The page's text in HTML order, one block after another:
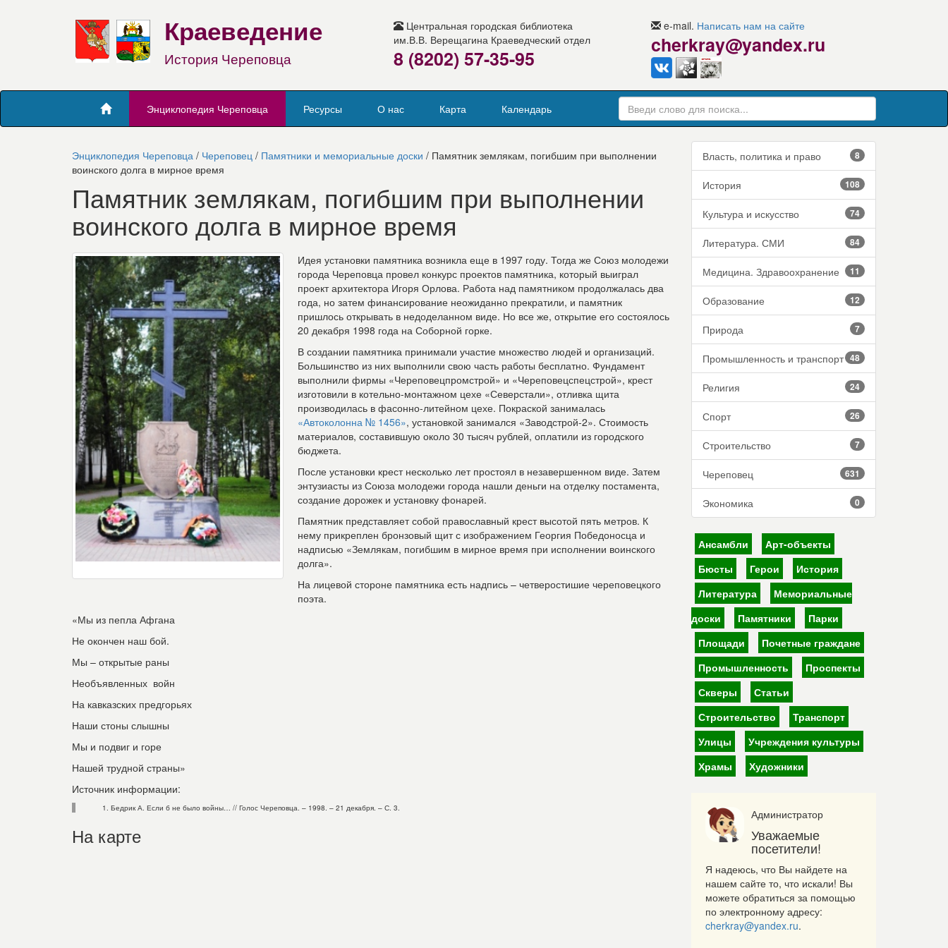
Краеведение
История Череповца
Центральная городская библиотека
им.В.В. Верещагина Краеведческий отдел
8 (8202) 57-35-95
e-mail. Написать нам на сайте
cherkray@yandex.ru
Энциклопедия Череповца Ресурсы О нас Карта Календарь
Энциклопедия Череповца / Череповец / Памятники и мемориальные доски / Памятник землякам, погибшим при выполнении
воинского долга в мирное время
Памятник землякам, погибшим при выполнении
воинского долга в мирное время
Идея установки памятника возникла еще в 1997 году. Тогда же Союз молодежи
города Череповца провел конкурс проектов памятника, который выиграл
проект архитектора Игоря Орлова. Работа над памятником продолжалась два
года, но затем финансирование неожиданно прекратили, и памятник
пришлось открывать в недоделанном виде. Но все же, открытие его состоялось
20 декабря 1998 года на Соборной горке.
В создании памятника принимали участие множество людей и организаций.
Большинство из них выполнили свою часть работы бесплатно. Фундамент
выполнили фирмы «Череповецпромстрой» и «Череповецспецстрой», крест
изготовили в котельно-монтажном цехе «Северстали», отливка щита
производилась в фасонно-литейном цехе. Покраской занималась
«Автоколонна № 1456», установкой занимался «Заводстрой-2». Стоимость
материалов, составившую около 30 тысяч рублей, оплатили из городского
бюджета.
После установки крест несколько лет простоял в незавершенном виде. Затем
энтузиасты из Союза молодежи города нашли деньги на отделку постамента,
создание дорожек и установку фонарей.
Памятник представляет собой православный крест высотой пять метров. К
нему прикреплен бронзовый щит с изображением Георгия Победоносца и
надписью «Землякам, погибшим в мирное время при исполнении воинского
долга».
На лицевой стороне памятника есть надпись – четверостишие череповецкого
поэта.
«Мы из пепла Афгана
Не окончен наш бой.
Мы – открытые раны
Необъявленных войн
На кавказских предгорьях
Наши стоны слышны
Мы и подвиг и горе
Нашей трудной страны»
Источник информации:
Бедрик А. Если б не было войны… // Голос Череповца. – 1998. – 21 декабря. – С. 3.
На карте
Власть, политика и право 8
История 108
Культура и искусство 74
Литература. СМИ 84
Медицина. Здравоохранение 11
Образование 12
Природа 7
Промышленность и транспорт 48
Религия 24
Спорт 26
Строительство 7
Череповец 631
Экономика 0
Ансамбли
Арт-объекты
Бюсты
Герои
История
Литература
Мемориальные
доски
Памятники
Парки
Площади
Почетные граждане
Промышленность
Проспекты
Скверы
Статьи
Строительство
Транспорт
Улицы
Учреждения культуры
Храмы
Художники
Администратор
Уважаемые
посетители!
Я надеюсь, что Вы найдете на
нашем сайте то, что искали! Вы
можете обратиться за помощью
по электронному адресу:
cherkray@yandex.ru.